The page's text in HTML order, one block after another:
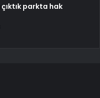
çıktık parkta hak